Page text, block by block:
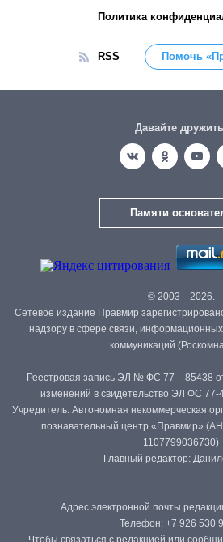
Политика
RSS Помочь
Давайте
Памяти
© 2003—2026.
Сетевое издание Правмир
надзору в сфере связи,
коммуникаций
Реестровая запись ЭЛ № ФС 77 – 85438
изменений в свидетельство ЭЛ ФС 77-
Учредитель: Автономная некоммерческая
познавательный центр «Правмир»
1107799036730)
Главный редактор:
Адрес электронной почты
Телефон: +7 926 530
Чтобы связаться с редакцией или